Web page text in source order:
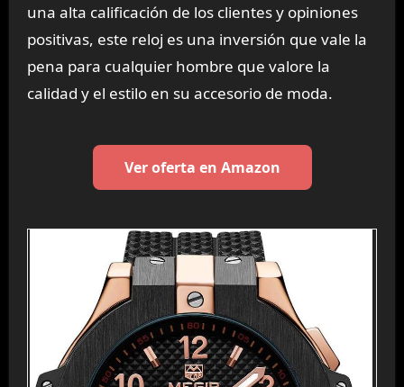
una alta calificación de los clientes y opiniones
positivas, este reloj es una inversión que vale la
pena para cualquier hombre que valore la
calidad y el estilo en su accesorio de moda.
Ver oferta en Amazon